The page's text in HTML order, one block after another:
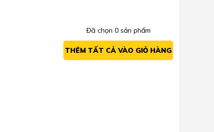
Đã chọn 0sản phẩm
THÊM TẤT CẢ VÀO GIỎ HÀNG